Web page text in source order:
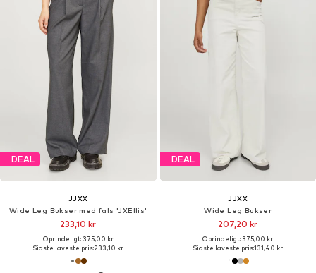
DEAL
JJXX
Wide Leg Bukser med fals 'JXEllis'
233,10 kr
Oprindeligt: 375,00 kr
Sidste laveste pris:233,10 kr
DEAL
JJXX
Wide Leg Bukser
207,20 kr
Oprindeligt: 375,00 kr
Sidste laveste pris:131,40 kr